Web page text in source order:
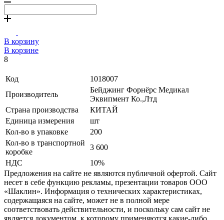
В корзину
В корзине
8
Код
1018007
Производитель
Бейджинг Форнёрс Медикал
Эквипмент Ко.,Лтд
Страна производства
КИТАЙ
Единица измерения
шт
Кол-во в упаковке
200
Кол-во в транспортной
коробке
3 600
НДС
10%
Предложения на сайте не являются публичной офертой. Сайт
несет в себе функцию рекламы, презентации товаров ООО
«Шаклин». Информация о технических характеристиках,
содержащаяся на сайте, может не в полной мере
соответствовать действительности, и поскольку сам сайт не
является документом, к которому применяются какие-либо